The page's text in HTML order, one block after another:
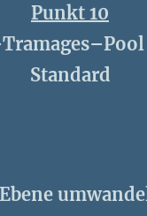
Punkt 10
Standard